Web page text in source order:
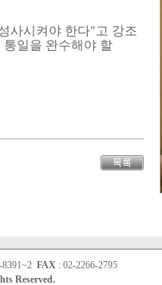
사시켜야 한다"고 강조
통일을 완수해야 할
FAX: 02-2266-2795
Reserved.